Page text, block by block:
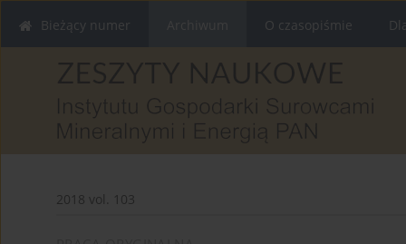
Bieżący numer O czasopiśmie
2018 vol. 103